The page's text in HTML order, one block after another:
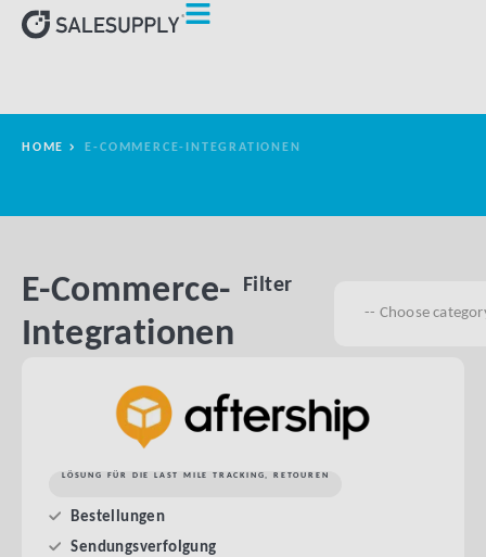
HOME E-COMMERCE-INTEGRATIONEN
E-Commerce-
Integrationen
Filter
LÖSUNG FÜR DIE LAST MILE TRACKING, RETOUREN
Bestellungen
Sendungsverfolgung